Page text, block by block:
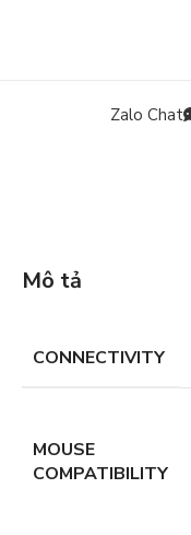
Zalo Chat
Mô tả
CONNECTIVITY
MOUSE
COMPATIBILITY